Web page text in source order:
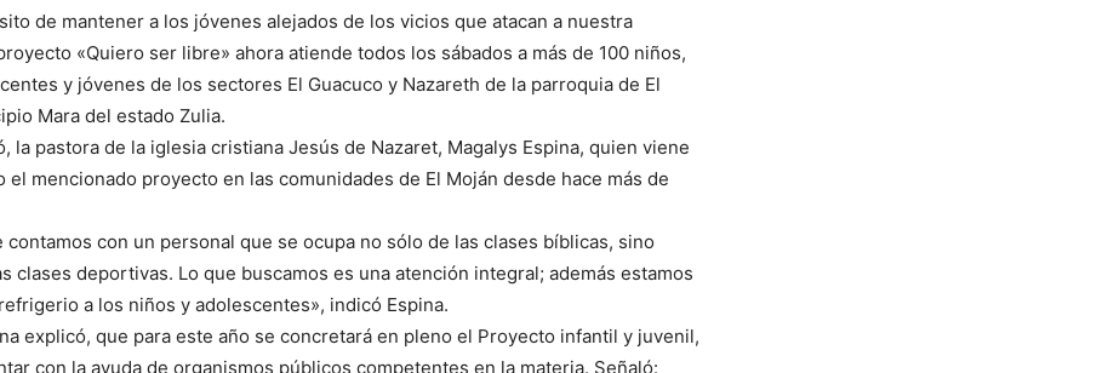
de mantener a los jóvenes alejados de los vicios que atacan a nuestra
«Quiero ser libre» ahora atiende todos los sábados a más de 100 niños,
y jóvenes de los sectores El Guacuco y Nazareth de la parroquia de El
Mara del estado Zulia.
la pastora de la iglesia cristiana Jesús de Nazaret, Magalys Espina, quien viene
el mencionado proyecto en las comunidades de El Moján desde hace más de
contamos con un personal que se ocupa no sólo de las clases bíblicas, sino
clases deportivas. Lo que buscamos es una atención integral; además estamos
a los niños y adolescentes», indicó Espina.
explicó, que para este año se concretará en pleno el Proyecto infantil y juvenil,
con la ayuda de organismos públicos competentes en la materia. Señaló: